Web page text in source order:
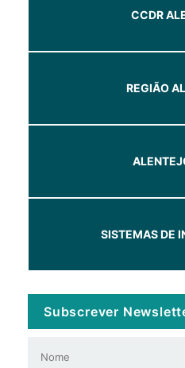
CCDR
REGIÃO
SISTEMAS DE
Subscrever